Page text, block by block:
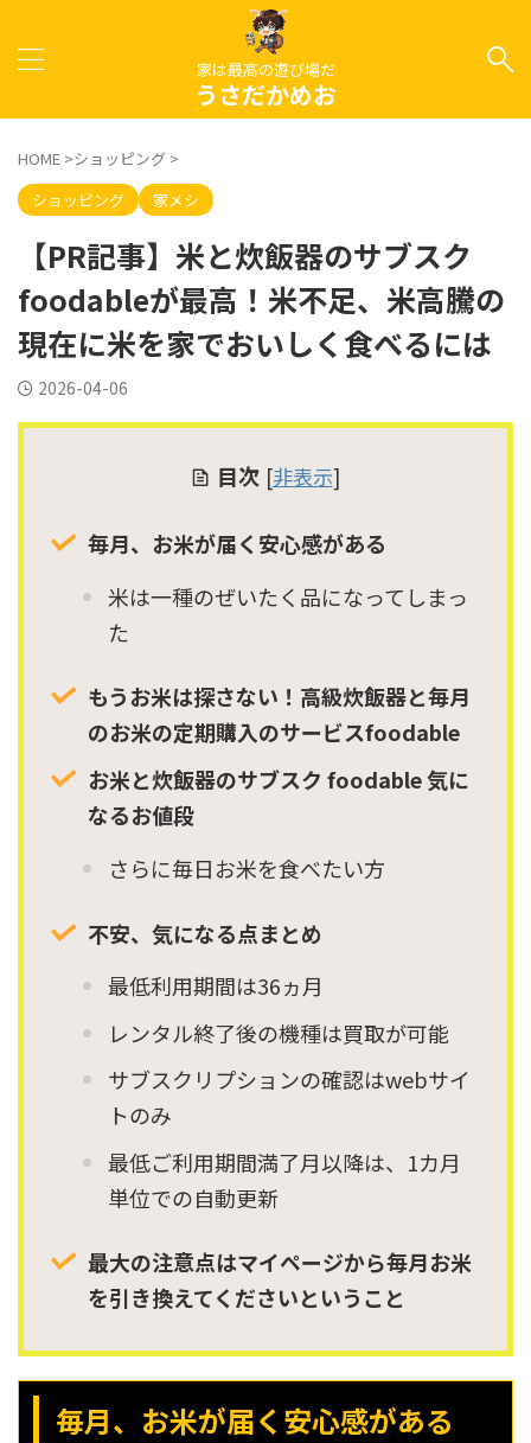
家は最高の遊び場だ
うさだかめお
HOME >ショッピング >
ショッピング
家メシ
【PR記事】米と炊飯器のサブスク
foodableが最高！米不足、米高騰の
現在に米を家でおいしく食べるには
2026-04-06
目次 [非表示]
毎月、お米が届く安心感がある
米は一種のぜいたく品になってしまっ
た
もうお米は探さない！高級炊飯器と毎月
のお米の定期購入のサービスfoodable
お米と炊飯器のサブスク foodable 気に
なるお値段
さらに毎日お米を食べたい方
不安、気になる点まとめ
最低利用期間は36ヵ月
レンタル終了後の機種は買取が可能
サブスクリプションの確認はwebサイ
トのみ
最低ご利用期間満了月以降は、1カ月
単位での自動更新
最大の注意点はマイページから毎月お米
を引き換えてくださいということ
毎月、お米が届く安心感がある